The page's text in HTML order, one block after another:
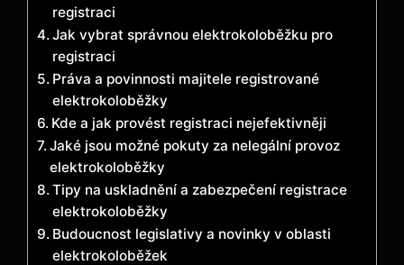
registraci
Jak vybrat správnou elektrokoloběžku pro
registraci
Práva a povinnosti majitele registrované
elektrokoloběžky
Kde a jak provést registraci nejefektivněji
Jaké jsou možné pokuty za nelegální provoz
elektrokoloběžky
Tipy na uskladnění a zabezpečení registrace
elektrokoloběžky
Budoucnost legislativy a novinky v oblasti
elektrokoloběžek